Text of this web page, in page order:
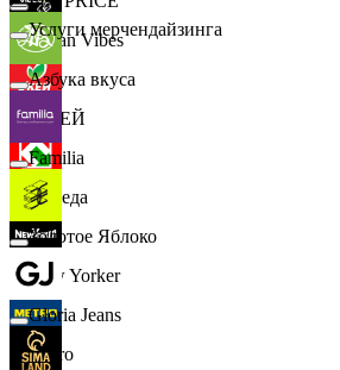
Urban Vibes
О'КЕЙ
Победа
New Yorker
Metro
Азбука вкуса
Familia
Золотое Яблоко
Gloria Jeans
Услуги мерчендайзинга